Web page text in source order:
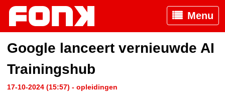
Menu
Google lanceert vernieuwde AI
Trainingshub
17-10-2024 (15:57) - opleidingen